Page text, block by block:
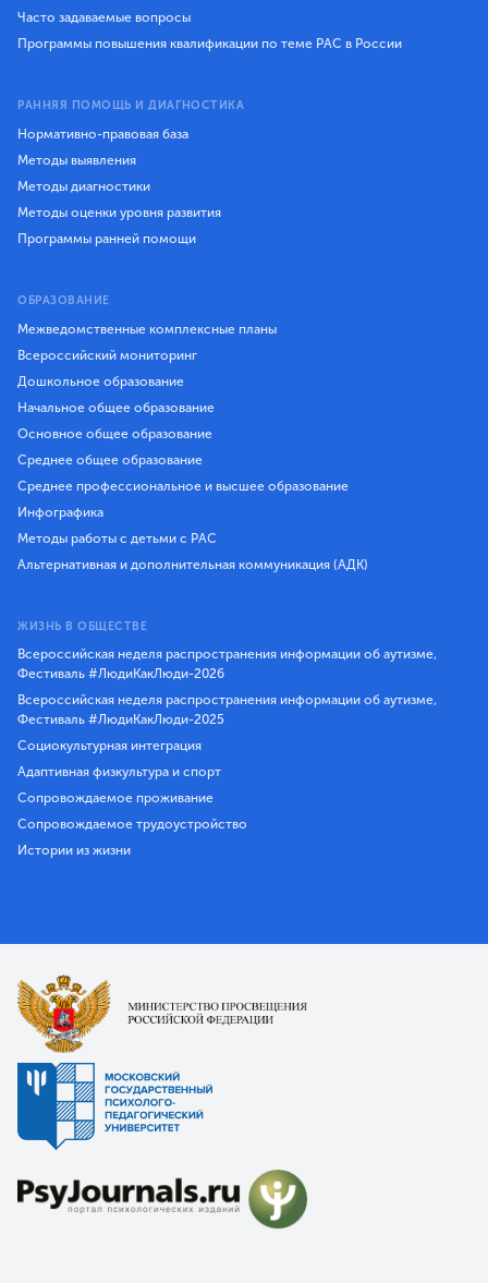
Часто задаваемые вопросы
Программы повышения квалификации по теме РАС в России
РАННЯЯ ПОМОЩЬ И ДИАГНОСТИКА
Нормативно-правовая база
Методы выявления
Методы диагностики
Методы оценки уровня развития
Программы ранней помощи
ОБРАЗОВАНИЕ
Межведомственные комплексные планы
Всероссийский мониторинг
Дошкольное образование
Начальное общее образование
Основное общее образование
Среднее общее образование
Среднее профессиональное и высшее образование
Инфографика
Методы работы с детьми с РАС
Альтернативная и дополнительная коммуникация (АДК)
ЖИЗНЬ В ОБЩЕСТВЕ
Всероссийская неделя распространения информации об аутизме,
Фестиваль #ЛюдиКакЛюди-2026
Всероссийская неделя распространения информации об аутизме,
Фестиваль #ЛюдиКакЛюди-2025
Социокультурная интеграция
Адаптивная физкультура и спорт
Сопровождаемое проживание
Сопровождаемое трудоустройство
Истории из жизни